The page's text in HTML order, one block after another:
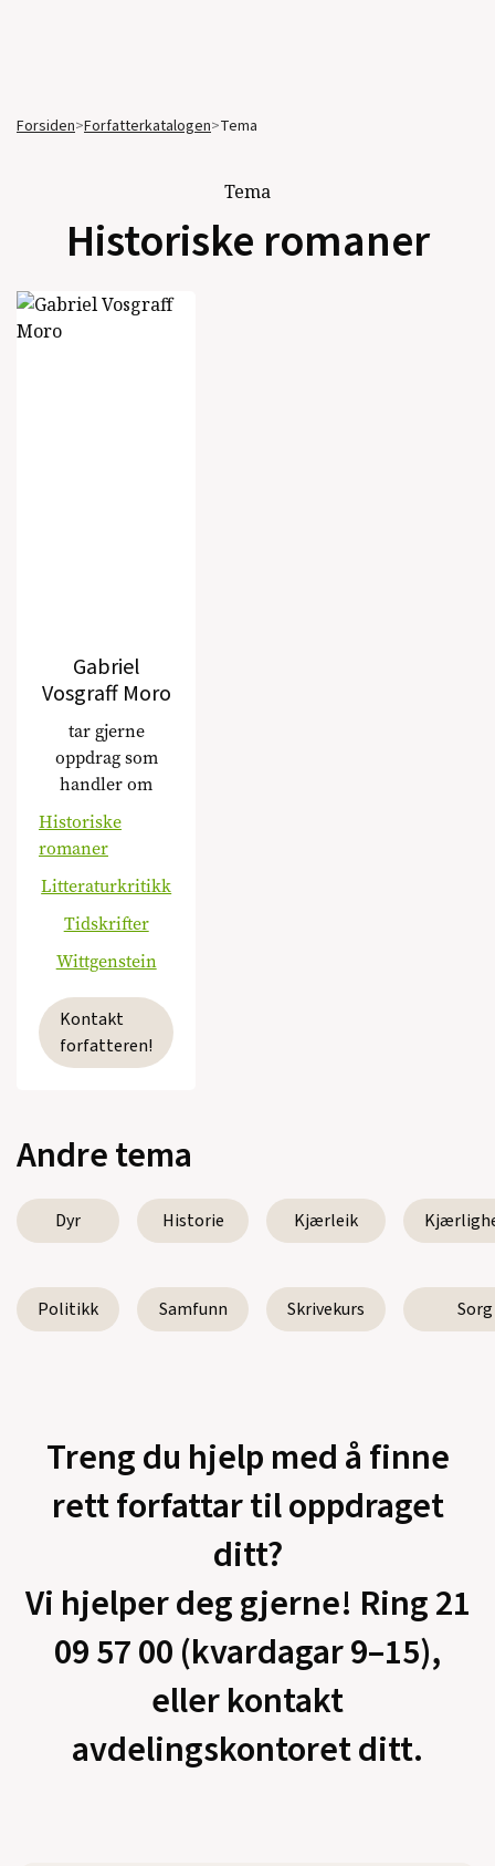
Forsiden>Forfatterkatalogen>Tema
Tema
Historiske romaner
Gabriel
Vosgraff Moro
tar gjerne
oppdrag som
handler om
Historiske
romaner
Litteraturkritikk
Tidskrifter
Wittgenstein
Kontakt
forfatteren!
Andre tema
Dyr Historie Kjærleik
Politikk Samfunn Skrivekurs Sorg
Treng du hjelp med å finne
rett forfattar til oppdraget
ditt?
Vi hjelper deg gjerne! Ring 21
09 57 00 (kvardagar 9–15),
eller kontakt
avdelingskontoret ditt.